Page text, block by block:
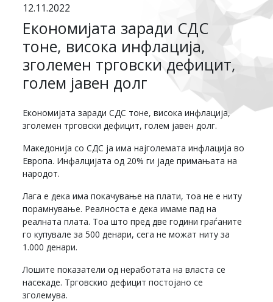
12.11.2022
Економијата заради СДС
тоне, висока инфлација,
зголемен трговски дефицит,
голем јавен долг
Економијата заради СДС тоне, висока инфлација,
зголемен трговски дефицит, голем јавен долг.
Македонија со СДС ја има најголемата инфлација во
Европа. Инфалцијата од 20% ги јаде примањата на
народот.
Лага е дека има покачување на плати, тоа не е ниту
порамнување. Реалноста е дека имаме пад на
реалната плата. Тоа што пред две години граѓаните
го купувале за 500 денари, сега не можат ниту за
1.000 денари.
Лошите показатели од неработата на власта се
насекаде. Трговскио дефицит постојано се
зголемува.